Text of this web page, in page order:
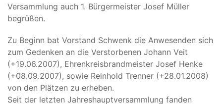
Versammlung auch 1. Bürgermeister Josef Müller
begrüßen.
Zu Beginn bat Vorstand Schwenk die Anwesenden sich
zum Gedenken an die Verstorbenen Johann Veit
(+19.06.2007), Ehrenkreisbrandmeister Josef Henke
(+08.09.2007), sowie Reinhold Trenner (+28.01.2008)
von den Plätzen zu erheben.
Seit der letzten Jahreshauptversammlung fanden